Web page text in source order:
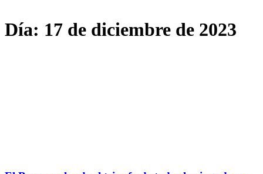
Día: 17 de diciembre de 2023